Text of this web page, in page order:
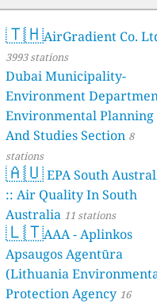
🇹🇭AirGradient Co.
3993 stations
Dubai Municipality-
Environment
Environmental Planning
And Studies Section 8
stations
🇦🇺EPA South
:: Air Quality In South
Australia 11 stations
🇱🇹AAA - Aplinkos
Apsaugos Agentūra
(Lithuania
Protection Agency 16